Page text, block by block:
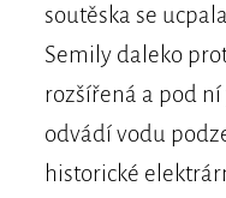
soutěska se
Semily daleko
rozšířená a pod
odvádí vodu
historické